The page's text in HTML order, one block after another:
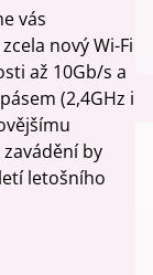
vás
nový Wi-Fi
až 10Gb/s a
(2,4GHz i
by
letošního